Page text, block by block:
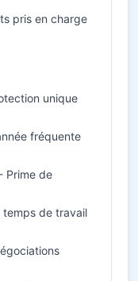
pris en charge
unique
fréquente
- Prime de
temps de travail